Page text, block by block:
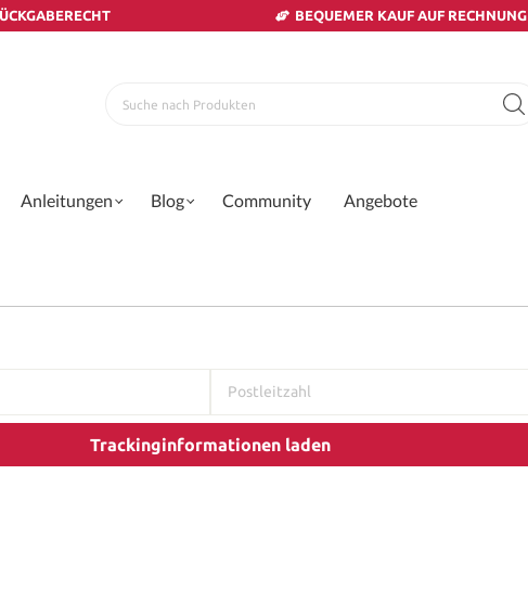
BEQUEMER KAUF AUF RECHNUNG
Anleitungen Blog Community Angebote
Trackinginformationen laden